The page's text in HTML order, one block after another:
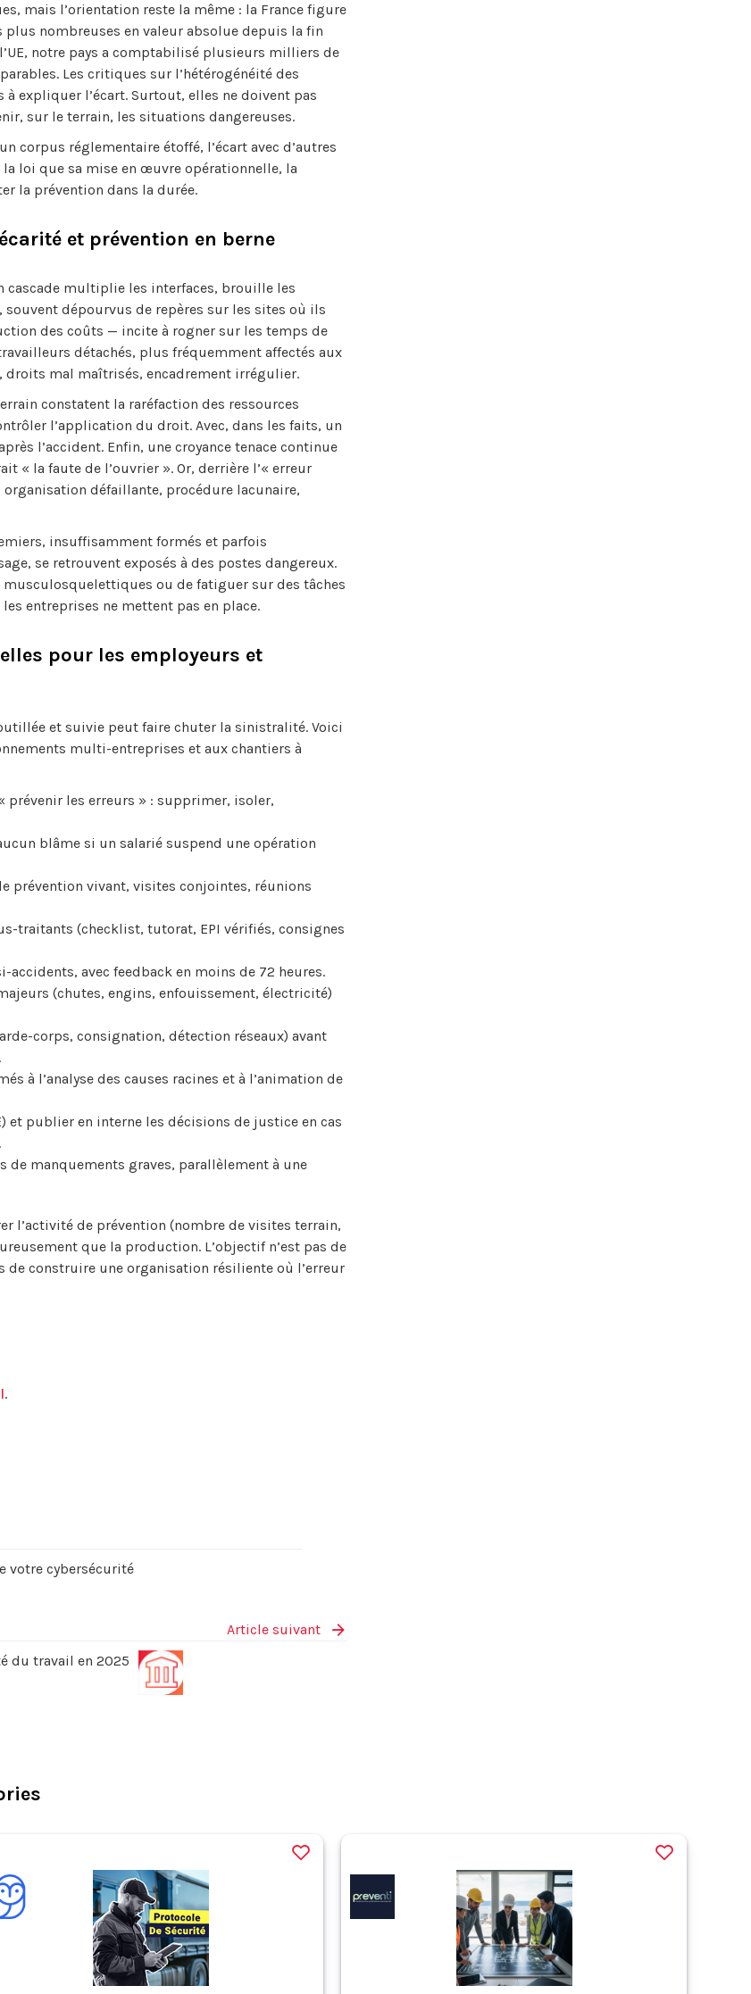
mais l’orientation reste la même : la France figure
nombreuses en valeur absolue depuis la fin
notre pays a comptabilisé plusieurs milliers de
Les critiques sur l’hétérogénéité des
expliquer l’écart. Surtout, elles ne doivent pas
sur le terrain, les situations dangereuses.
corpus réglementaire étoffé, l’écart avec d’autres
loi que sa mise en œuvre opérationnelle, la
la prévention dans la durée.
et prévention en berne
cascade multiplie les interfaces, brouille les
dépourvus de repères sur les sites où ils
des coûts — incite à rogner sur les temps de
détachés, plus fréquemment affectés aux
mal maîtrisés, encadrement irrégulier.
constatent la raréfaction des ressources
l’application du droit. Avec, dans les faits, un
l’accident. Enfin, une croyance tenace continue
« la faute de l’ouvrier ». Or, derrière l’« erreur
défaillante, procédure lacunaire,
insuffisamment formés et parfois
se retrouvent exposés à des postes dangereux.
ou de fatiguer sur des tâches
entreprises ne mettent pas en place.
pour les employeurs et
et suivie peut faire chuter la sinistralité. Voici
multi-entreprises et aux chantiers à
prévenir les erreurs » : supprimer, isoler,
blâme si un salarié suspend une opération
prévention vivant, visites conjointes, réunions
traitants (checklist, tutorat, EPI vérifiés, consignes
avec feedback en moins de 72 heures.
(chutes, engins, enfouissement, électricité)
corps, consignation, détection réseaux) avant
à l’analyse des causes racines et à l’animation de
et publier en interne les décisions de justice en cas
de manquements graves, parallèlement à une
l’activité de prévention (nombre de visites terrain,
que la production. L’objectif n’est pas de
construire une organisation résiliente où l’erreur
.
votre cybersécurité
Article suivant
du travail en 2025